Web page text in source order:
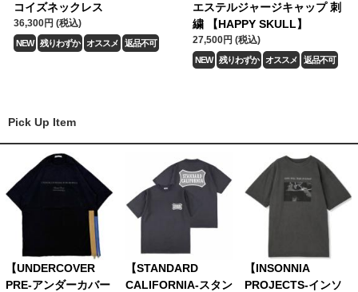
コイズネックレス
36,300円 (税込)
NEW 残りわずか オススメ 返品不可
エステルジャージキャップ 刺
繍 【HAPPY SKULL】
27,500円 (税込)
NEW 残りわずか オススメ 返品不可
Pick Up Item
【UNDERCOVER
PRE-アンダーカバー
【STANDARD
CALIFORNIA-スタン
【INSONNIA
PROJECTS-インソ